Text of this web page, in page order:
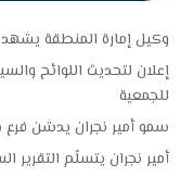
وكيل إمارة المنطقة
إعلان لتحديث اللوائح
للجمعية
سمو أمير نجران يدشن فرع
أمير نجران يتسلّم التقرير